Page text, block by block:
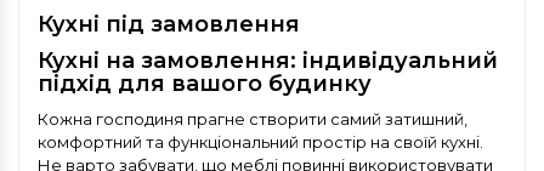
Кухні під замовлення
Кухні на замовлення: індивідуальний
підхід для вашого будинку
Кожна господиня прагне створити самий затишний,
комфортний та функціональний простір на своїй кухні.
Не варто забувати, що меблі повинні використовувати